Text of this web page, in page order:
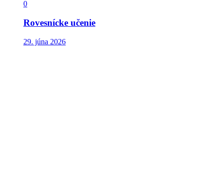
0
Rovesnícke učenie
29. júna 2026